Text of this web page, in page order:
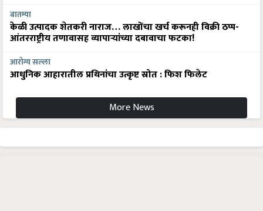
बातम्या
केळी उत्पादक शेतकरी नाराज… लाखोंचा खर्च करूनही विक्री ठप्प-
आंतरराष्ट्रीय तणावासह व्यापाऱ्यांच्या दबावाचा फटका!
आरोग्य सल्ला
आधुनिक आहारातील प्रथिनांचा उत्कृष्ट स्रोत : फिश फिलेट
More News